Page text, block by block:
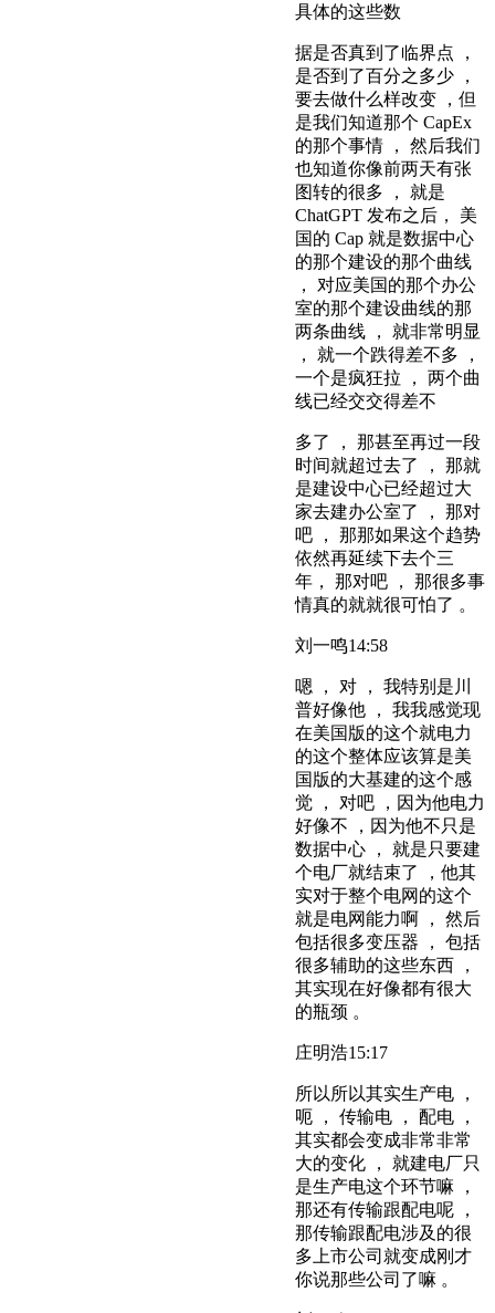
具体的这些数
据是否真到了临界点 ，
是否到了百分之多少 ，
要去做什么样改变 ，但
是我们知道那个 CapEx
的那个事情 ， 然后我们
也知道你像前两天有张
图转的很多 ， 就是
ChatGPT 发布之后， 美
国的 Cap 就是数据中心
的那个建设的那个曲线
， 对应美国的那个办公
室的那个建设曲线的那
两条曲线 ， 就非常明显
， 就一个跌得差不多 ，
一个是疯狂拉 ， 两个曲
线已经交交得差不
多了 ， 那甚至再过一段
时间就超过去了 ， 那就
是建设中心已经超过大
家去建办公室了 ， 那对
吧 ， 那那如果这个趋势
依然再延续下去个三
年， 那对吧 ， 那很多事
情真的就就很可怕了 。
刘一鸣14:58
嗯 ， 对 ， 我特别是川
普好像他 ， 我我感觉现
在美国版的这个就电力
的这个整体应该算是美
国版的大基建的这个感
觉 ， 对吧 ，因为他电力
好像不 ，因为他不只是
数据中心 ， 就是只要建
个电厂就结束了 ，他其
实对于整个电网的这个
就是电网能力啊 ， 然后
包括很多变压器 ， 包括
很多辅助的这些东西 ，
其实现在好像都有很大
的瓶颈 。
庄明浩15:17
所以所以其实生产电 ，
呃 ， 传输电 ， 配电 ，
其实都会变成非常非常
大的变化 ， 就建电厂只
是生产电这个环节嘛 ，
那还有传输跟配电呢 ，
那传输跟配电涉及的很
多上市公司就变成刚才
你说那些公司了嘛 。